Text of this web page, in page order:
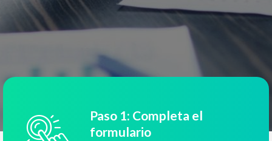
Paso 1: Completa el
formulario